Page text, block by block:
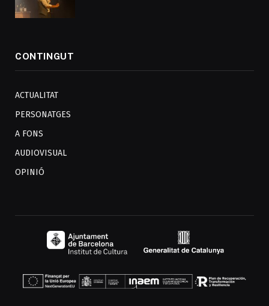
CONTINGUT
ACTUALITAT
PERSONATGES
A FONS
AUDIOVISUAL
OPINIÓ